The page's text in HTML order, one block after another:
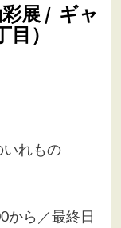
彩展 / ギャ
）
れもの
ら／最終日